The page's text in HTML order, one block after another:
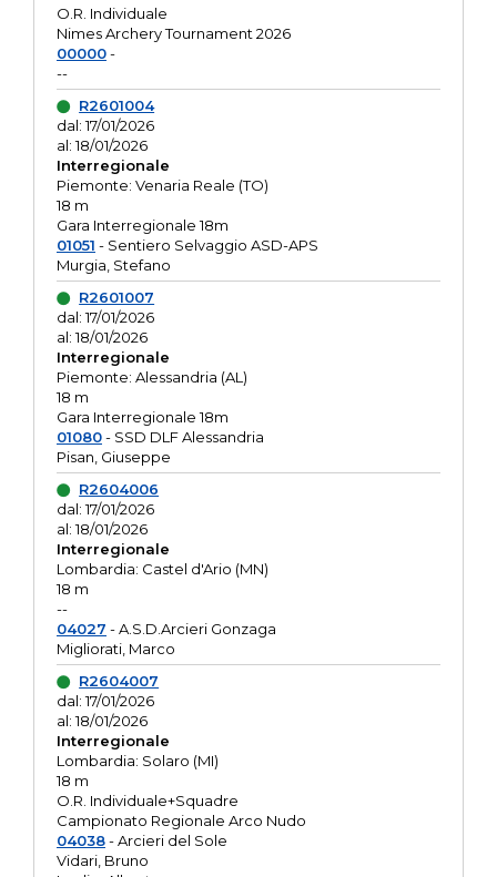
O.R. Individuale
Nimes Archery Tournament 2026
00000-
--
R2601004
dal: 17/01/2026
al: 18/01/2026
Interregionale
Piemonte: Venaria Reale (TO)
18 m
Gara Interregionale 18m
01051 - Sentiero Selvaggio ASD-APS
Murgia, Stefano
R2601007
dal: 17/01/2026
al: 18/01/2026
Interregionale
Piemonte: Alessandria (AL)
18 m
Gara Interregionale 18m
01080- SSD DLF Alessandria
Pisan, Giuseppe
R2604006
dal: 17/01/2026
al: 18/01/2026
Interregionale
Lombardia: Castel d'Ario (MN)
18 m
--
04027 - A.S.D.Arcieri Gonzaga
Migliorati, Marco
R2604007
dal: 17/01/2026
al: 18/01/2026
Interregionale
Lombardia: Solaro (MI)
18 m
O.R. Individuale+Squadre
Campionato Regionale Arco Nudo
04038- Arcieri del Sole
Vidari, Bruno